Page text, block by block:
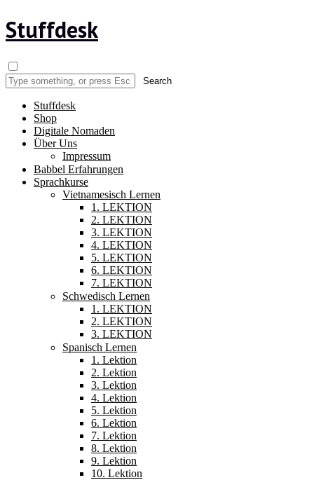
Stuffdesk
Stuffdesk
Shop
Digitale Nomaden
Über Uns
Impressum
Babbel Erfahrungen
Sprachkurse
Vietnamesisch Lernen
1. LEKTION
2. LEKTION
3. LEKTION
4. LEKTION
5. LEKTION
6. LEKTION
7. LEKTION
Schwedisch Lernen
1. LEKTION
2. LEKTION
3. LEKTION
Spanisch Lernen
1. Lektion
2. Lektion
3. Lektion
4. Lektion
5. Lektion
6. Lektion
7. Lektion
8. Lektion
9. Lektion
10. Lektion